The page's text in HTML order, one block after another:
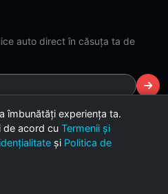
auto direct în căsuța ta de
rezervate. Made with ❤️ for car
îmbunătăți experiența ta.
de acord cu Termenii și
și Politica de